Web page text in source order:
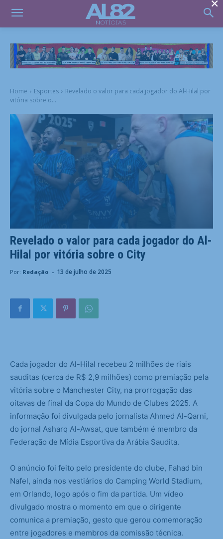
Home Esportes
Revelado o valor para cada jogador do Al-Hilal por
vitória sobre o...
Revelado o valor para cada jogador do Al-
Hilal por vitória sobre o City
Por: Redação - 13 de julho de 2025
Cada jogador do Al-Hilal recebeu 2 milhões de riais
sauditas (cerca de R$ 2,9 milhões) como premiação pela
vitória sobre o Manchester City, na prorrogação das
oitavas de final da Copa do Mundo de Clubes 2025. A
informação foi divulgada pelo jornalista Ahmed Al-Qarni,
do jornal Asharq Al-Awsat, que também é membro da
Federação de Mídia Esportiva da Arábia Saudita.
O anúncio foi feito pelo presidente do clube, Fahad bin
Nafel, ainda nos vestiários do Camping World Stadium,
em Orlando, logo após o fim da partida. Um vídeo
divulgado mostra o momento em que o dirigente
comunica a premiação, gesto que gerou comemoração
entre jogadores e membros da comissão técnica.